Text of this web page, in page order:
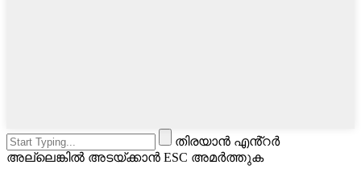
തിരയാൻ എൻ്റർ
അല്ലെങ്കിൽ അടയ്ക്കാൻ ESC അമർത്തുക